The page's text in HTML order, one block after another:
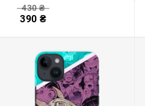
430₴
390 ₴